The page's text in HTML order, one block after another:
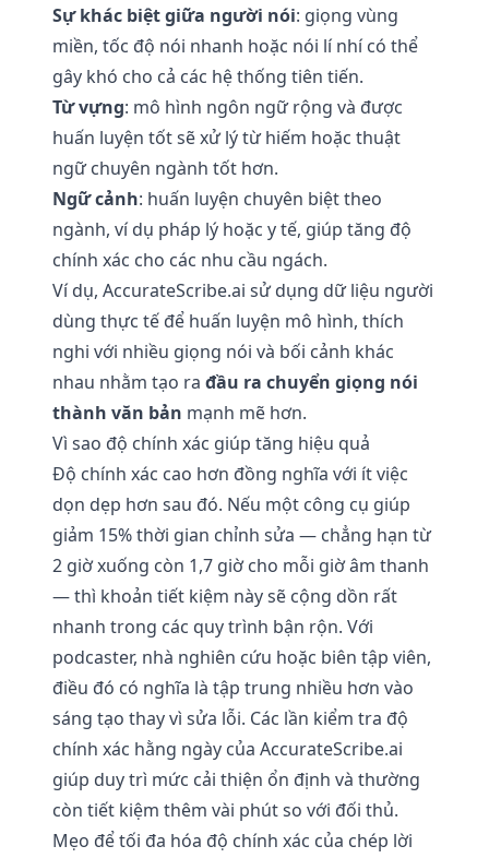
Sự khác biệt giữa người nói: giọng vùng
miền, tốc độ nói nhanh hoặc nói lí nhí có thể
gây khó cho cả các hệ thống tiên tiến.
Từ vựng: mô hình ngôn ngữ rộng và được
huấn luyện tốt sẽ xử lý từ hiếm hoặc thuật
ngữ chuyên ngành tốt hơn.
Ngữ cảnh: huấn luyện chuyên biệt theo
ngành, ví dụ pháp lý hoặc y tế, giúp tăng độ
chính xác cho các nhu cầu ngách.
Ví dụ, AccurateScribe.ai sử dụng dữ liệu người
dùng thực tế để huấn luyện mô hình, thích
nghi với nhiều giọng nói và bối cảnh khác
nhau nhằm tạo ra đầu ra chuyển giọng nói
thành văn bản mạnh mẽ hơn.
Vì sao độ chính xác giúp tăng hiệu quả
Độ chính xác cao hơn đồng nghĩa với ít việc
dọn dẹp hơn sau đó. Nếu một công cụ giúp
giảm 15% thời gian chỉnh sửa — chẳng hạn từ
2 giờ xuống còn 1,7 giờ cho mỗi giờ âm thanh
— thì khoản tiết kiệm này sẽ cộng dồn rất
nhanh trong các quy trình bận rộn. Với
podcaster, nhà nghiên cứu hoặc biên tập viên,
điều đó có nghĩa là tập trung nhiều hơn vào
sáng tạo thay vì sửa lỗi. Các lần kiểm tra độ
chính xác hằng ngày của AccurateScribe.ai
giúp duy trì mức cải thiện ổn định và thường
còn tiết kiệm thêm vài phút so với đối thủ.
Mẹo để tối đa hóa độ chính xác của chép lời